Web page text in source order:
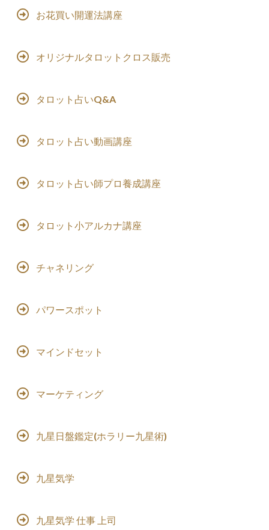
お花買い開運法講座
オリジナルタロットクロス販売
タロット占いQ&A
タロット占い動画講座
タロット占い師プロ養成講座
タロット小アルカナ講座
チャネリング
パワースポット
マインドセット
マーケティング
九星日盤鑑定(ホラリー九星術)
九星気学
九星気学 仕事 上司